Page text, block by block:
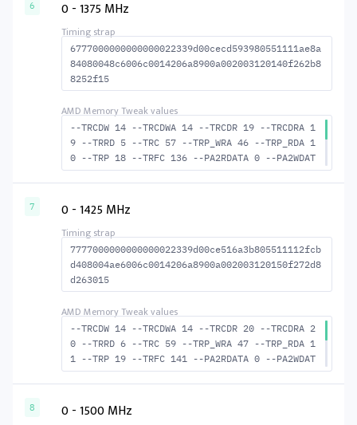
6 0 - 1375 MHz
6777000000000000022339d00cecd593980551111ae8a
84080048c6006c0014206a8900a002003120140f262b8
8252f15
--TRCDW 14 --TRCDWA 14 --TRCDR 19 --TRCDRA 1
9 --TRRD 5 --TRC 57 --TRP_WRA 46 --TRP_RDA 1
0 --TRP 18 --TRFC 136 --PA2RDATA 0 --PA2WDAT
A 0 --TFAW 8 --TCRCRL 2 --TCRCWL 6 --TFAW32
MACTWR 43 --RAS2RAS 136 --RP 37 --WRPLUSRP 4
7 0 - 1425 MHz
7777000000000000022339d00ce516a3b805511112fcb
d408004ae6006c0014206a8900a002003120150f272d8
d263015
--TRCDW 14 --TRCDWA 14 --TRCDR 20 --TRCDRA 2
0 --TRRD 6 --TRC 59 --TRP_WRA 47 --TRP_RDA 1
1 --TRP 19 --TRFC 141 --PA2RDATA 0 --PA2WDAT
A 0 --TFAW 10 --TCRCRL 2 --TCRCWL 6 --TFAW32
MACTWR 45 --RAS2RAS 141 --RP 38 --WRPLUSRP 4
8 0 - 1500 MHz